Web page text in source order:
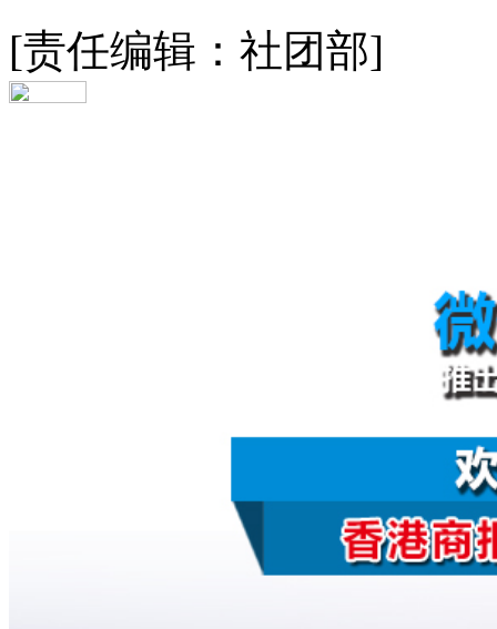
[责任编辑：社团部]